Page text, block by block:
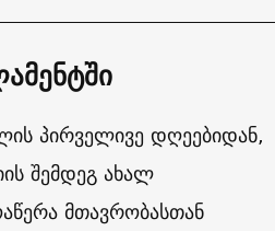
პირველივე დღეებიდან,
შემდეგ ახალ
მთავრობასთან